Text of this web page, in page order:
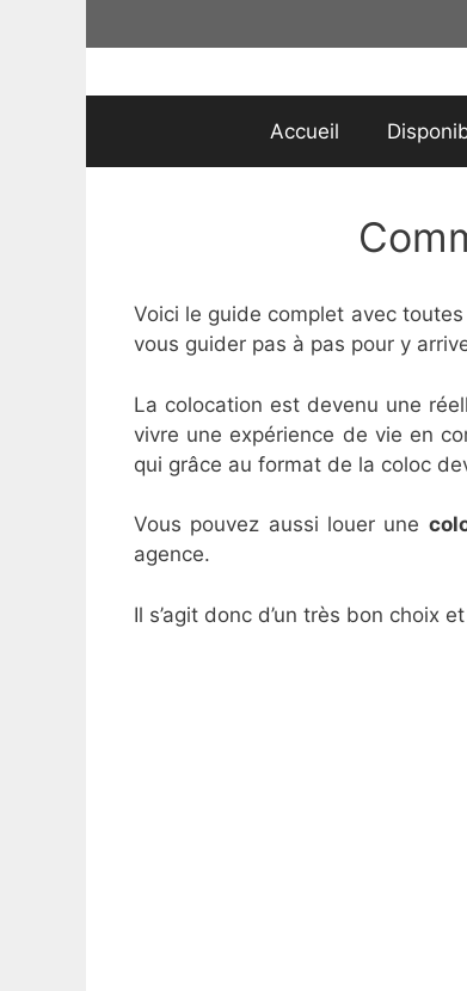
Accueil
Voici le guide complet avec
vous guider pas à pas pour y
La colocation est devenu une
vivre une expérience de vie en
qui grâce au format de la coloc
Vous pouvez aussi louer une
agence.
Il s’agit donc d’un très bon choix